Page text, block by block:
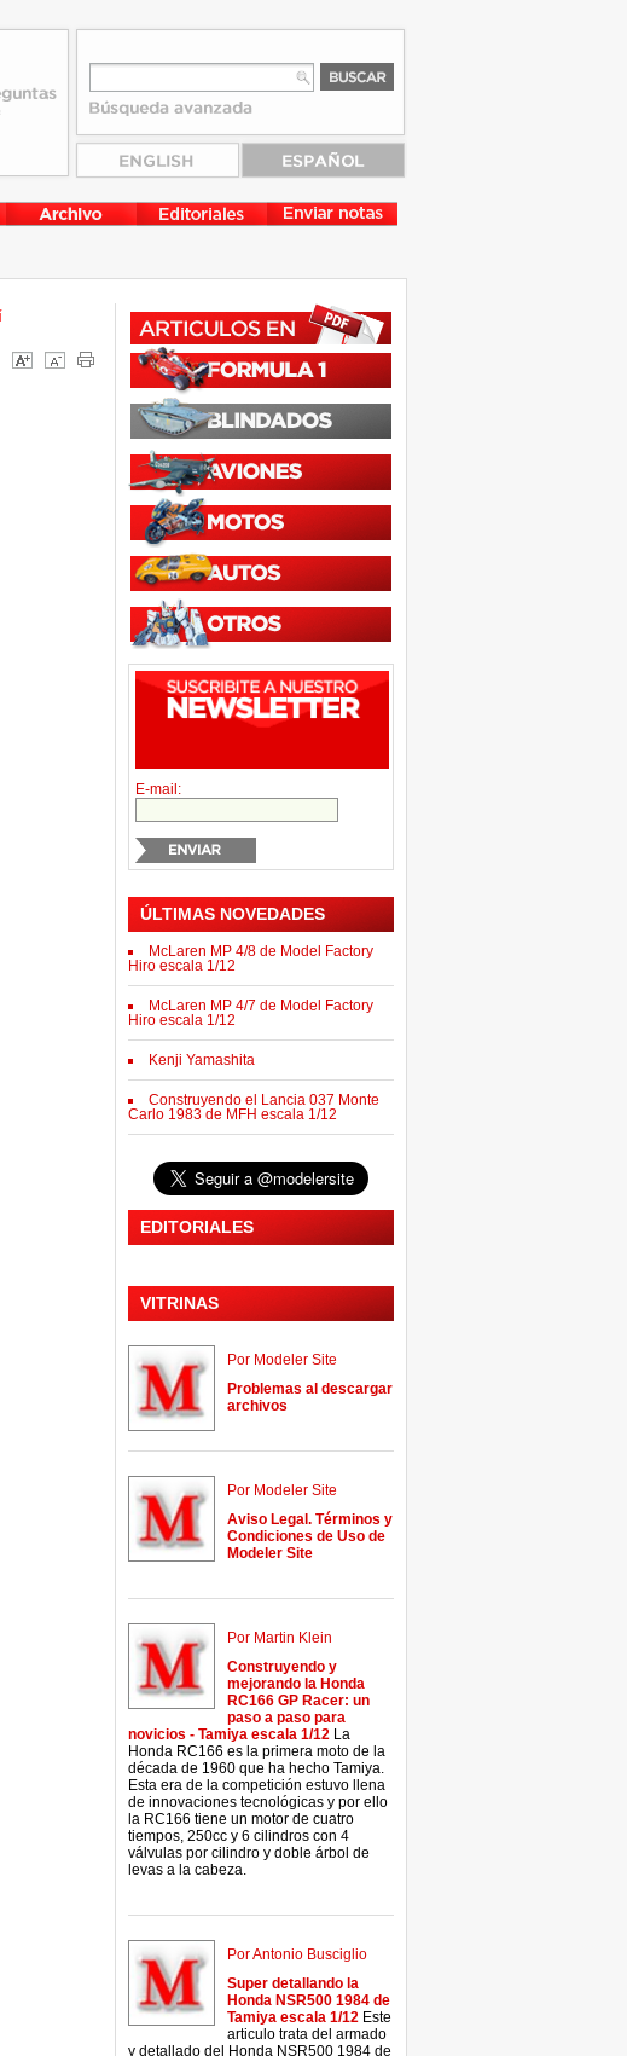
E-mail:
ÚLTIMAS NOVEDADES
McLaren MP 4/8 de Model Factory
Hiro escala 1/12
McLaren MP 4/7 de Model Factory
Hiro escala 1/12
Kenji Yamashita
Construyendo el Lancia 037 Monte
Carlo 1983 de MFH escala 1/12
EDITORIALES
VITRINAS
Por Modeler Site
Problemas al descargar
archivos
Por Modeler Site
Aviso Legal. Términos y
Condiciones de Uso de
Modeler Site
Por Martin Klein
Construyendo y
mejorando la Honda
RC166 GP Racer: un
paso a paso para
novicios - Tamiya escala 1/12 La
Honda RC166 es la primera moto de la
década de 1960 que ha hecho Tamiya.
Esta era de la competición estuvo llena
de innovaciones tecnológicas y por ello
la RC166 tiene un motor de cuatro
tiempos, 250cc y 6 cilindros con 4
válvulas por cilindro y doble árbol de
levas a la cabeza.
Por Antonio Busciglio
Super detallando la
Honda NSR500 1984 de
Tamiya escala 1/12 Este
articulo trata del armado
y detallado del Honda NSR500 1984 de